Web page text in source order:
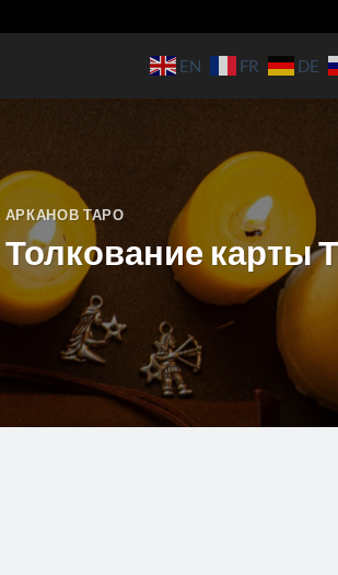
EN FR DE
АРКАНОВ ТАРО
карты